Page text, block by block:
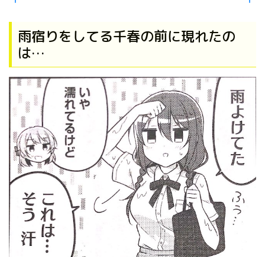
雨宿りをしてる千春の前に現れたの
は…